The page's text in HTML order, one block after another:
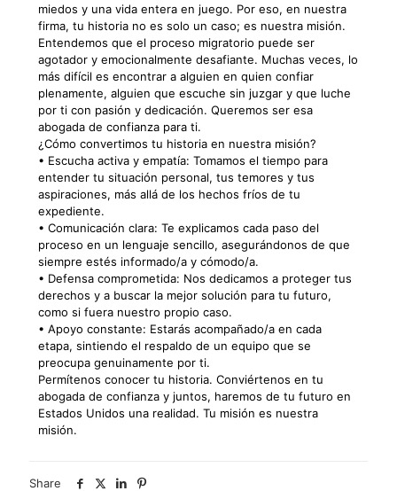
miedos y una vida entera en juego. Por eso, en nuestra
firma, tu historia no es solo un caso; es nuestra misión.
Entendemos que el proceso migratorio puede ser
agotador y emocionalmente desafiante. Muchas veces, lo
más difícil es encontrar a alguien en quien confiar
plenamente, alguien que escuche sin juzgar y que luche
por ti con pasión y dedicación. Queremos ser esa
abogada de confianza para ti.
¿Cómo convertimos tu historia en nuestra misión?
• Escucha activa y empatía: Tomamos el tiempo para
entender tu situación personal, tus temores y tus
aspiraciones, más allá de los hechos fríos de tu
expediente.
• Comunicación clara: Te explicamos cada paso del
proceso en un lenguaje sencillo, asegurándonos de que
siempre estés informado/a y cómodo/a.
• Defensa comprometida: Nos dedicamos a proteger tus
derechos y a buscar la mejor solución para tu futuro,
como si fuera nuestro propio caso.
• Apoyo constante: Estarás acompañado/a en cada
etapa, sintiendo el respaldo de un equipo que se
preocupa genuinamente por ti.
Permítenos conocer tu historia. Conviértenos en tu
abogada de confianza y juntos, haremos de tu futuro en
Estados Unidos una realidad. Tu misión es nuestra
misión.
Share